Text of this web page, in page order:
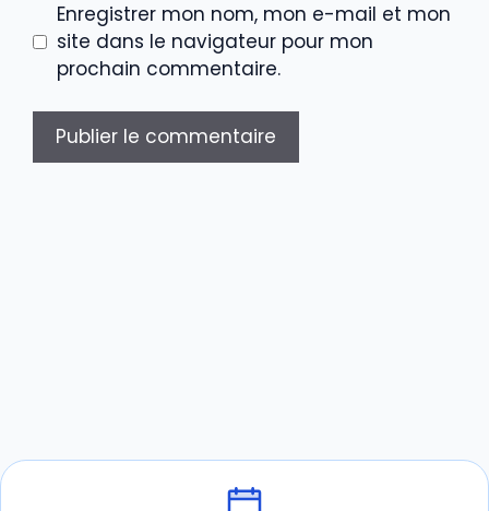
Enregistrer mon nom, mon e-mail et mon
site dans le navigateur pour mon
prochain commentaire.